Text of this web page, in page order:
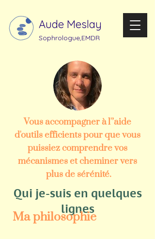
Aude Meslay
Sophrologue,EMDR
Vous accompagner à l'’aide
d'outils efficients pour que vous
puissiez comprendre vos
mécanismes et cheminer vers
plus de sérénité.
Qui je-suis en quelques
lignes
Ma philosophie